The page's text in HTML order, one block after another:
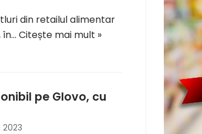
din retailul alimentar
în… Citește mai mult »
pe Glovo, cu
2023